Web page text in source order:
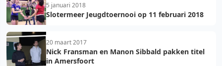
5 januari 2018
Slotermeer Jeugdtoernooi op 11 februari 2018
20 maart 2017
Nick Fransman en Manon Sibbald pakken titel
in Amersfoort